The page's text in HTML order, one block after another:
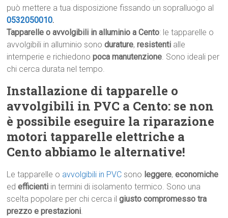
può mettere a tua disposizione fissando un sopralluogo al
0532050010.
Tapparelle o avvolgibili in alluminio a Cento: le tapparelle o
avvolgibili in alluminio sonodurature,resistenti alle
intemperie e richiedonopoca manutenzione. Sono ideali per
chi cerca durata nel tempo.
Installazione di tapparelle o
avvolgibili in PVC a Cento: se non
è possibile eseguire la riparazione
motori tapparelle elettriche a
Cento abbiamo le alternative!
Le tapparelle o avvolgibili in PVC sono leggere,economiche
edefficienti in termini di isolamento termico. Sono una
scelta popolare per chi cerca ilgiusto compromesso tra
prezzo e prestazioni.